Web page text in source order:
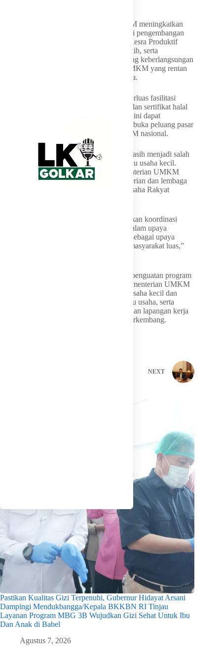
“Komisi VII meminta Kementerian UMKM meningkatkan
alokasi anggaran untuk program digitalisasi pengembangan
UMKM, mengintegrasikan Program Pro-Kesra Produktif
dengan Program Koperasi Desa Merah Putih, serta
memprioritaskan program untuk mendukung keberlangsungan
usaha UMKM terdampak bencana dan UMKM yang rentan
terhadap tekanan ekonomi global,” jelasnya.
DPR juga menekankan pentingnya memperluas fasilitasi
penerbitan Nomor Induk Berusaha (NIB) dan sertifikat halal
bagi pelaku UMKM. Upaya tersebut diyakini dapat
memperkuat legalitas usaha sekaligus membuka peluang pasar
yang lebih luas bagi produk-produk UMKM nasional.
Di sisi lain, persoalan akses pembiayaan masih menjadi salah
satu hambatan yang banyak dihadapi pelaku usaha kecil.
Karena itu, Komisi VII mendorong Kementerian UMKM
untuk memperkuat sinergi dengan kementerian dan lembaga
terkait guna memperbesar plafon Kredit Usaha Rakyat
“Kementerian UMKM perlu mengoptimalkan koordinasi
dengan kementerian dan lembaga terkait dalam upaya
penambahan plafon Kredit Usaha Rakyat sebagai upaya
meningkatkan kesempatan berusaha bagi masyarakat luas,”
Melalui dukungan anggaran dan berbagai penguatan program
tersebut, Komisi VII DPR RI berharap Kementerian UMKM
mampu mempercepat transformasi sektor usaha kecil dan
menengah, meningkatkan ketahanan pelaku usaha, serta
menciptakan lebih banyak peluang usaha dan lapangan kerja
di tengah tantangan ekonomi yang terus berkembang.
NEXT
Pastikan Kualitas Gizi Terpenuhi, Gubernur Hidayat Arsani
Dampingi Mendukbangga/Kepala BKKBN RI Tinjau
Layanan Program MBG 3B Wujudkan Gizi Sehat Untuk Ibu
Dan Anak di Babel
Agustus 7, 2026